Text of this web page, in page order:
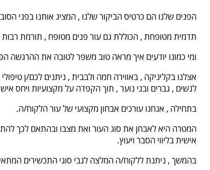
הפנים שלנו הם כרטיס הביקור שלנו , המציג אותנו בפני
תדמית מטופחת , הכוללת גם עור פנים מטופח , תורמת רבות
ומי כמונו יודעים איך מראה טוב משפר לטובה את ההרגשה
אצלנו בקליניקה , באווירה חמה ולבבית , ניתנים לכם/ן טיפולי
לנשים , גברים ובני נוער , תוך הקפדה על מקצועיות ויחס
בתחילה , אנחנו עורכים אבחון מקצועי של עור הלקוח/ה.
המטרה היא לאבחן את סוג העור ואת מצבו ובהתאם לכך
אישית בליווי הסבר ויעוץ.
בהמשך , ניתנת ללקוח/ה המלצה לגבי סוגי התכשירים